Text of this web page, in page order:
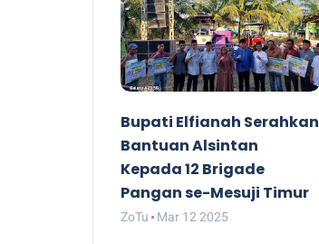
Bupati Elfianah Serahkan
Bantuan Alsintan
Kepada 12 Brigade
Pangan se-Mesuji Timur
ZoTu Mar 12 2025